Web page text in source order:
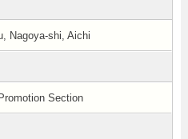
Nagoya-shi, Aichi
Section